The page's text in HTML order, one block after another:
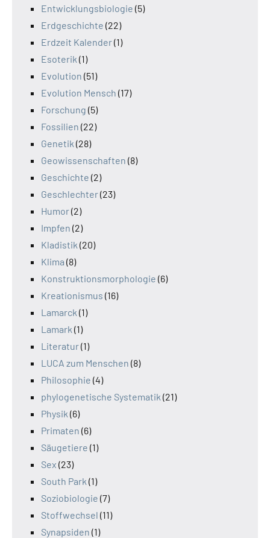
Entwicklungsbiologie (5)
Erdgeschichte (22)
Erdzeit Kalender(1)
Esoterik (1)
Evolution (51)
Evolution Mensch (17)
Forschung (5)
Fossilien (22)
Genetik (28)
Geowissenschaften (8)
Geschichte (2)
Geschlechter(23)
Humor(2)
Impfen (2)
Kladistik (20)
Klima (8)
Konstruktionsmorphologie (6)
Kreationismus (16)
Lamarck (1)
Lamark (1)
Literatur(1)
LUCA zum Menschen (8)
Philosophie (4)
phylogenetische Systematik (21)
Physik (6)
Primaten (6)
Säugetiere (1)
Sex (23)
South Park (1)
Soziobiologie (7)
Stoffwechsel (11)
Synapsiden (1)